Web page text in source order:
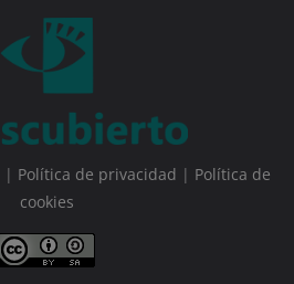
| Política de privacidad | Política de
cookies